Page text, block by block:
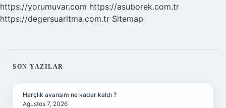
https://yorumuvar.com https://asuborek.com.tr
https://degersuaritma.com.tr Sitemap
SIDEBAR
SON YAZILAR
Harçlık avansım ne kadar kaldı ?
Ağustos 7, 2026